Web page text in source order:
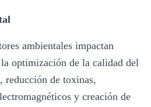
ambientales impactan
optimización de la calidad del
reducción de toxinas,
y creación de